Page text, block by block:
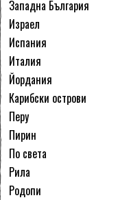
Западна България
Израел
Испания
Италия
Йордания
Карибски острови
Перу
Пирин
По света
Рила
Родопи